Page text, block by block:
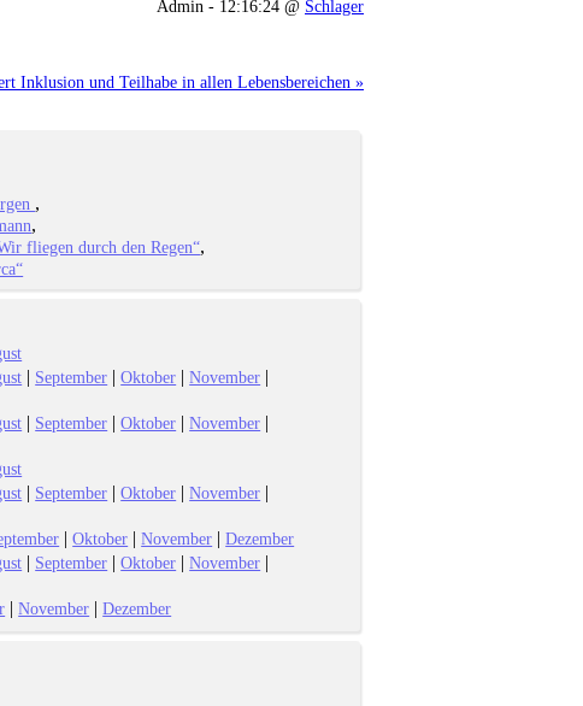
Admin - 12:16:24 @ Schlager
Inklusion und Teilhabe in allen Lebensbereichen »
fliegen durch den Regen“
| September |Oktober |November |
| September |Oktober |November |
| September |Oktober |November |
|Oktober |November |Dezember
| September |Oktober |November |
|November |Dezember